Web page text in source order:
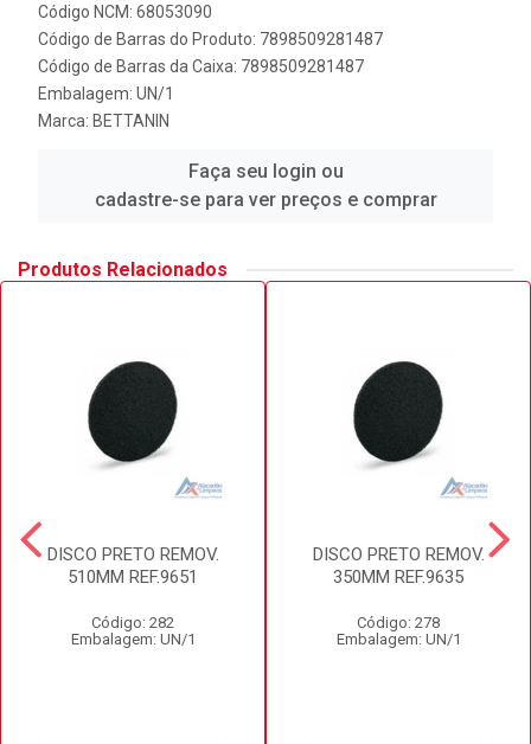
Código NCM: 68053090
Código de Barras do Produto: 7898509281487
Código de Barras da Caixa: 7898509281487
Embalagem: UN/1
Marca: BETTANIN
Faça seu login ou
cadastre-se para ver preços e comprar
Produtos Relacionados
DISCO PRETO REMOV.
510MM REF.9651
Código: 282
Embalagem: UN/1
DISCO PRETO REMOV.
350MM REF.9635
Código: 278
Embalagem: UN/1